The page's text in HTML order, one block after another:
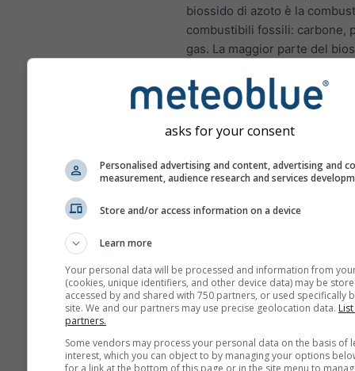
biossido di azoto è la
combustibili fossili: carbone,
gas. La maggior parte del
scarico dei veicoli a motore.
di azoto è un importante
atmosferico perché
formazione di ozono, che
impatti significativi sulla
polmoni e può ridurre
dispnea, tosse,
influenza e bronchite
dell'inquinamento
quarto pannello, che mostra
asks for your consent
Personalised advertising and content, advertising and
measurement, audience research and services
Store and/or access information on a device
Learn more
Your personal data will be processed and information from
(cookies, unique identifiers, and other device data) may be
accessed by and shared with 750 partners, or used specifically
site. We and our partners may use precise geolocation data.
partners.
Some vendors may process your personal data on the basis of
interest, which you can object to by managing your options
for a link at the bottom of this page or in the site menu to